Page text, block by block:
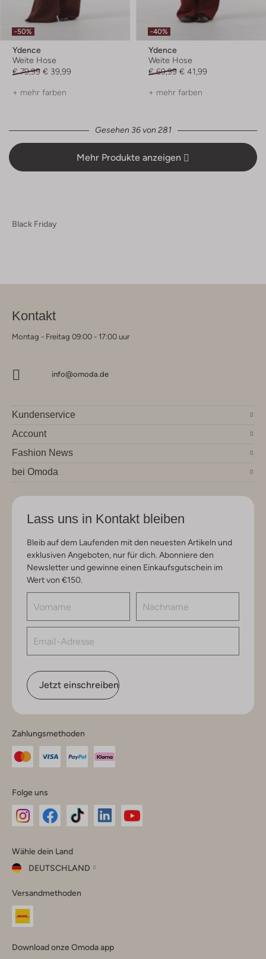
-50%
Ydence
Weite Hose
€ 79,99 € 39,99
+ mehr farben
-40%
Ydence
Weite Hose
€ 69,99 € 41,99
+ mehr farben
Gesehen 36 von 281
Mehr Produkte anzeigen
Black Friday
Kontakt
Montag - Freitag 09:00 - 17:00 uur
info@omoda.de
Kundenservice
Account
Fashion News
bei Omoda
Lass uns in Kontakt bleiben
Bleib auf dem Laufenden mit den neuesten Artikeln und
exklusiven Angeboten, nur für dich. Abonniere den
Newsletter und gewinne einen Einkaufsgutschein im
Wert von €150.
Jetzt einschreiben
Zahlungsmethoden
Folge uns
Instagram
Facebook
TikTok
Wähle dein Land
DEUTSCHLAND
dein
Land
Versandmethoden
Download onze Omoda app